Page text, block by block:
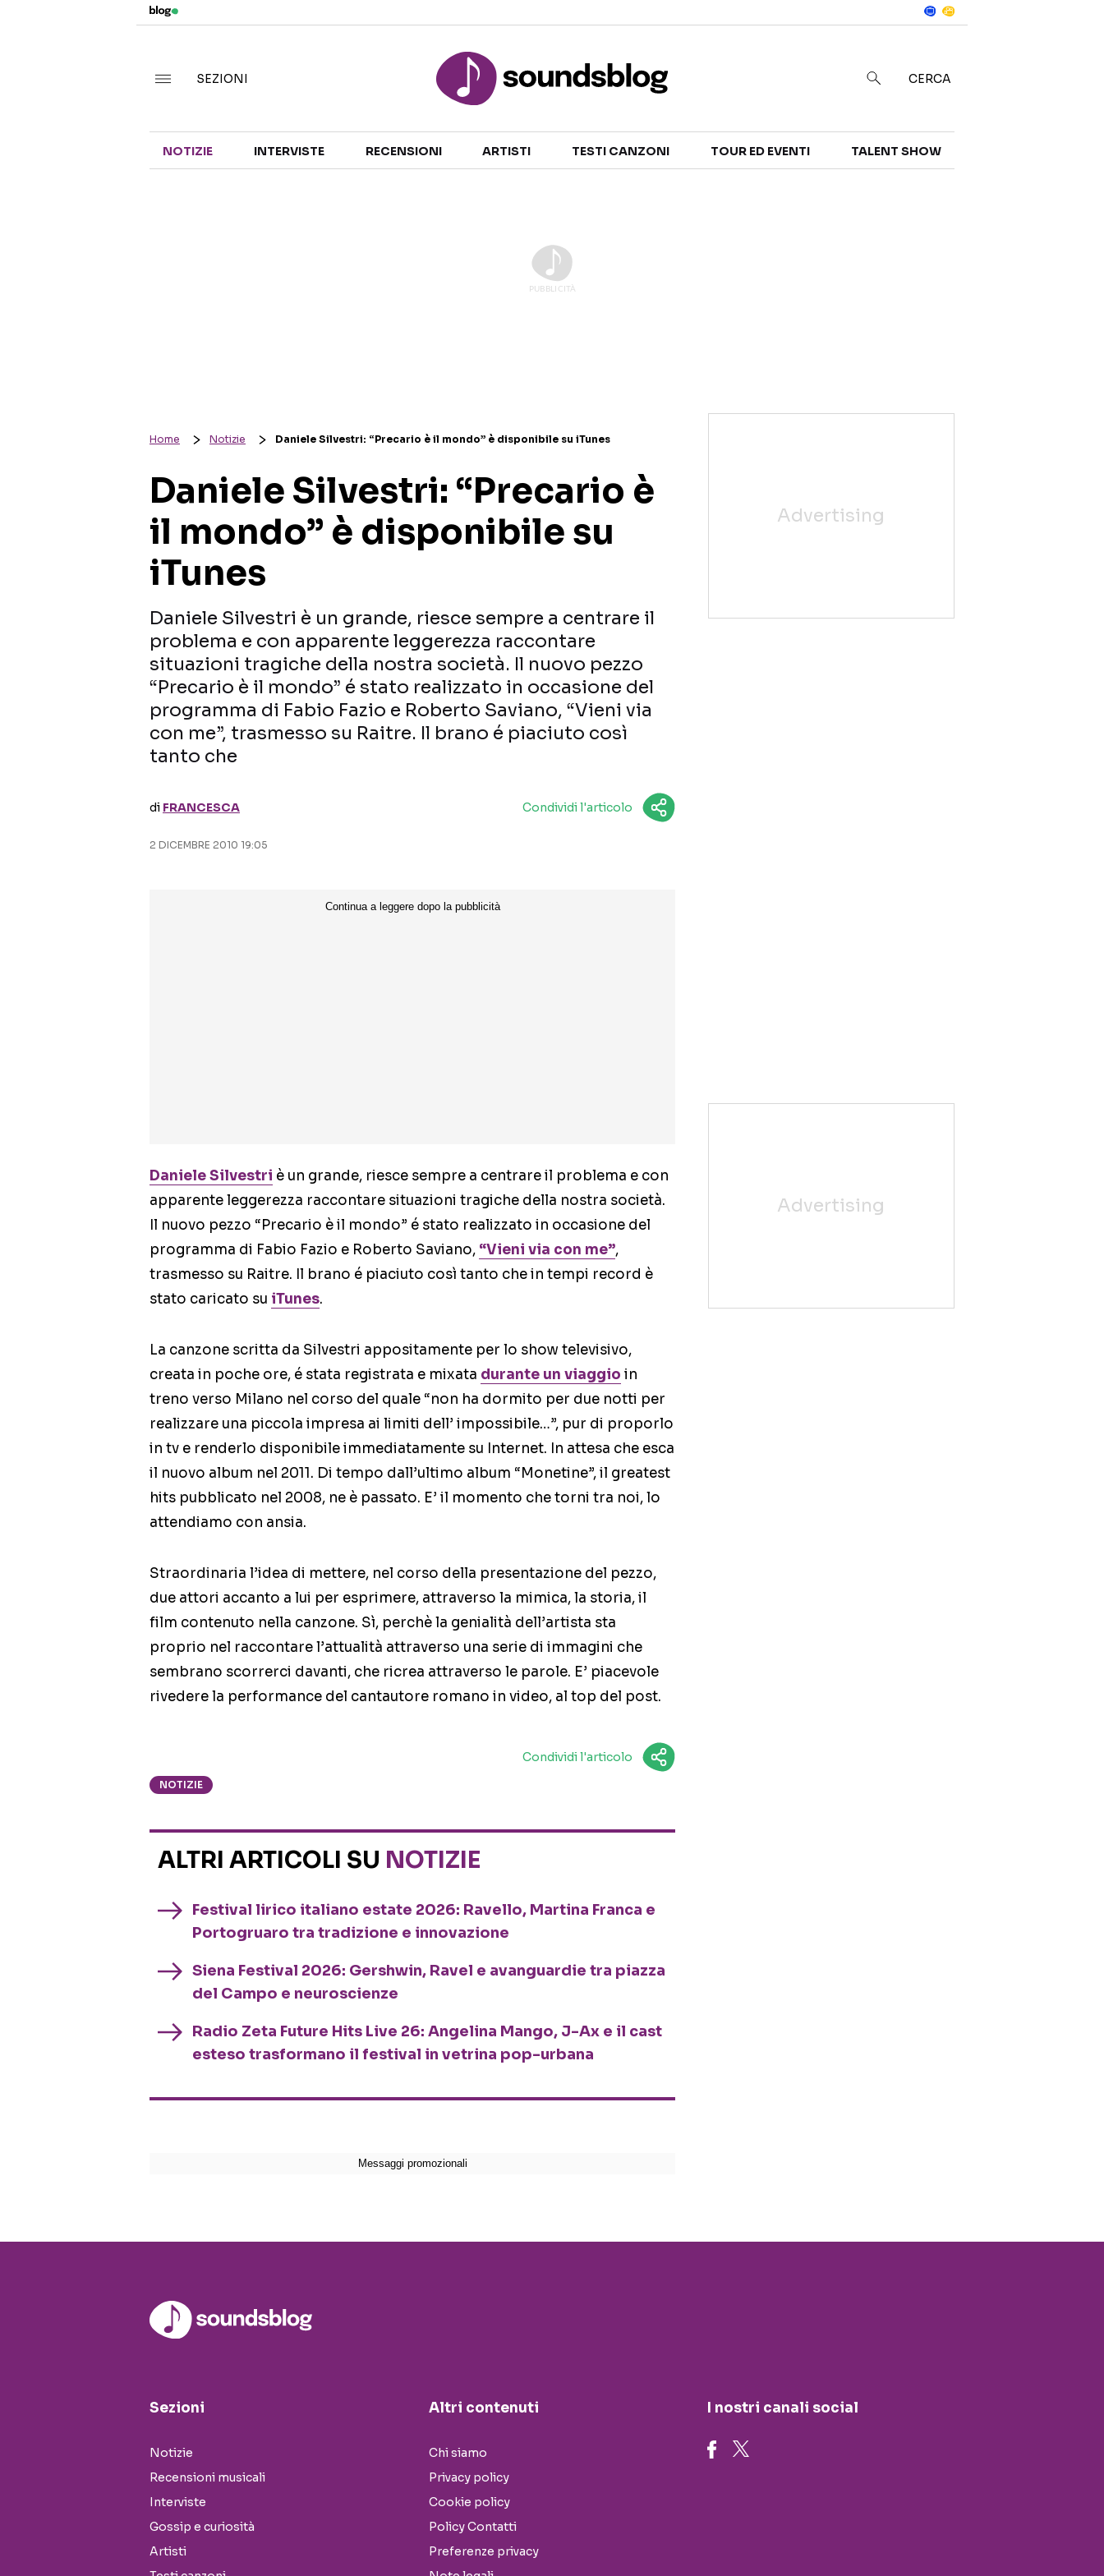
TALENT SHOW
SEZIONI CERCA
NOTIZIE INTERVISTE RECENSIONI ARTISTI TESTI CANZONI TOUR ED EVENTI TALENT SHOW
Home Notizie Daniele Silvestri: “Precario è il mondo” è disponibile su iTunes
Daniele Silvestri: “Precario è
il mondo” è disponibile su
iTunes
Daniele Silvestri è un grande, riesce sempre a centrare il
problema e con apparente leggerezza raccontare
situazioni tragiche della nostra società. Il nuovo pezzo
“Precario è il mondo” é stato realizzato in occasione del
programma di Fabio Fazio e Roberto Saviano, “Vieni via
con me”, trasmesso su Raitre. Il brano é piaciuto così
tanto che
di FRANCESCA Condividi l'articolo
2 DICEMBRE 2010 19:05
Daniele Silvestri è un grande, riesce sempre a centrare il problema e con
apparente leggerezza raccontare situazioni tragiche della nostra società.
Il nuovo pezzo “Precario è il mondo” é stato realizzato in occasione del
programma di Fabio Fazio e Roberto Saviano, “Vieni via con me”,
trasmesso su Raitre. Il brano é piaciuto così tanto che in tempi record è
stato caricato su iTunes.
La canzone scritta da Silvestri appositamente per lo show televisivo,
creata in poche ore, é stata registrata e mixata durante un viaggio in
treno verso Milano nel corso del quale “non ha dormito per due notti per
realizzare una piccola impresa ai limiti dell’ impossibile…”, pur di proporlo
in tv e renderlo disponibile immediatamente su Internet. In attesa che esca
il nuovo album nel 2011. Di tempo dall’ultimo album “Monetine”, il greatest
hits pubblicato nel 2008, ne è passato. E’ il momento che torni tra noi, lo
attendiamo con ansia.
Straordinaria l’idea di mettere, nel corso della presentazione del pezzo,
due attori accanto a lui per esprimere, attraverso la mimica, la storia, il
film contenuto nella canzone. Sì, perchè la genialità dell’artista sta
proprio nel raccontare l’attualità attraverso una serie di immagini che
sembrano scorrerci davanti, che ricrea attraverso le parole. E’ piacevole
rivedere la performance del cantautore romano in video, al top del post.
Condividi l'articolo
NOTIZIE
ALTRI ARTICOLI SU NOTIZIE
Festival lirico italiano estate 2026: Ravello, Martina Franca e
Portogruaro tra tradizione e innovazione
Siena Festival 2026: Gershwin, Ravel e avanguardie tra piazza
del Campo e neuroscienze
Radio Zeta Future Hits Live 26: Angelina Mango, J-Ax e il cast
esteso trasformano il festival in vetrina pop-urbana
Sezioni
Notizie
Recensioni musicali
Interviste
Gossip e curiosità
Artisti
Altri contenuti
Chi siamo
Privacy policy
Cookie policy
Policy Contatti
Preferenze privacy
I nostri canali social